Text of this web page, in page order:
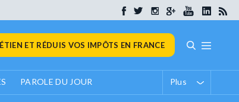
ET RÉDUIS VOS IMPÔTS EN FRANCE
PAROLE DU JOUR Plus